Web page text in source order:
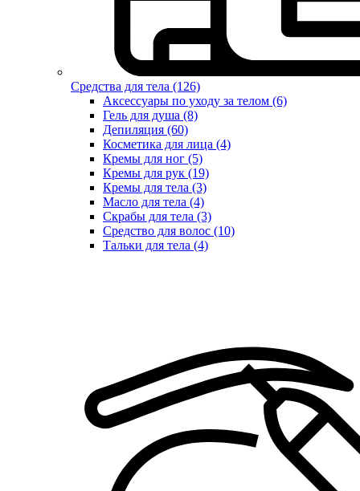
Средства для тела (126)
Аксессуары по уходу за телом (6)
Гель для душа (8)
Депиляция (60)
Косметика для лица (4)
Кремы для ног (5)
Кремы для рук (19)
Кремы для тела (3)
Масло для тела (4)
Скрабы для тела (3)
Средство для волос (10)
Тальки для тела (4)